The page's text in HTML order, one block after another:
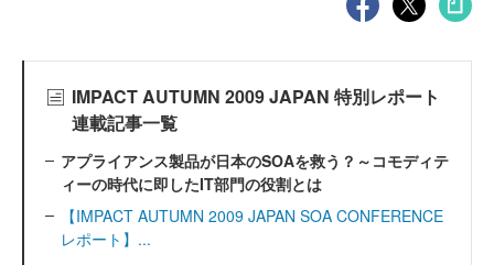
IMPACT AUTUMN 2009 JAPAN 特別レポート
連載記事一覧
アプライアンス製品が日本のSOAを救う？～コモディテ
ィーの時代に即したIT部門の役割とは
【IMPACT AUTUMN 2009 JAPAN SOA CONFERENCE
レポート】...